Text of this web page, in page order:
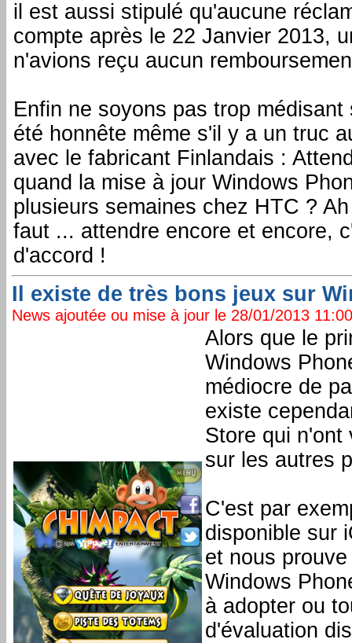
il est aussi stipulé qu'aucune
compte après le 22 Janvier 2013,
n'avions reçu aucun
Enfin ne soyons pas trop
été honnête même s'il y a un truc
avec le fabricant Finlandais :
quand la mise à jour Windows
plusieurs semaines chez HTC ?
faut ... attendre encore et encore,
d'accord !
Il existe de très bons jeux sur
News ajoutée ou mise à jour le 28/01/2013
Alors que le
Windows
médiocre de
existe
Store qui n'ont
sur les autres
C'est par
disponible sur
et nous
Windows
à adopter ou
d'évaluation